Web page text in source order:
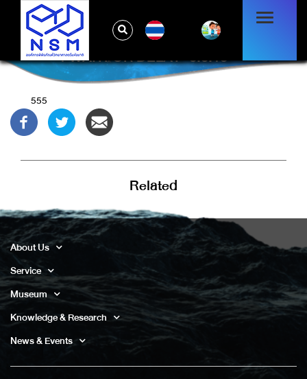
1 WAITFOR DELAY '0:0:15' --
555
Related
About Us
Service
Museum
Knowledge & Research
News & Events